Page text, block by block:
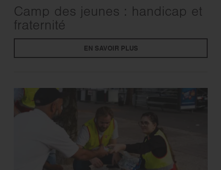
Camp des jeunes : handicap et
fraternité
EN SAVOIR PLUS